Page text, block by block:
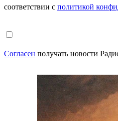
соответствии с политикой
Согласен получать новости